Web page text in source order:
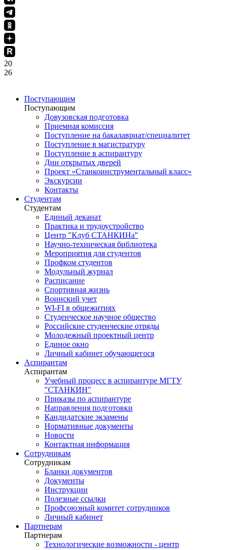
20
26
Поступающим
Поступающим
Довузовская подготовка
Приемная комиссия
Поступление на бакалавриат/специалитет
Поступление в магистратуру
Поступление в аспирантуру
Дни открытых дверей
Проект «Станкоинструментальный класс»
Экскурсии
Контакты
Студентам
Студентам
Единый деканат
Практика и трудоустройство
Центр "Клуб СТАНКИНа"
Научно-техническая библиотека
Мероприятия для студентов
Профком студентов
Модульный журнал
Расписание
Спортивная жизнь
Воинский учет
WI-FI в общежитиях
Студенческое научное общество
Российские студенческие отряды
Молодежный проектный центр
Единое окно
Личный кабинет обучающегося
Аспирантам
Аспирантам
Учебный процесс в аспирантуре МГТУ
"СТАНКИН"
Приказы по аспирантуре
Направления подготовки
Кандидатские экзамены
Нормативные документы
Новости
Контактная информация
Сотрудникам
Сотрудникам
Бланки документов
Документы
Инструкции
Полезные ссылки
Профсоюзный комитет сотрудников
Личный кабинет
Партнерам
Партнерам
Технологические возможности - центр